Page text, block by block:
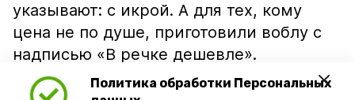
Политика обработки Персональных
указывают: с икрой. А для тех, кому
цена не по душе, приготовили воблу с
надписью «В речке дешевле».